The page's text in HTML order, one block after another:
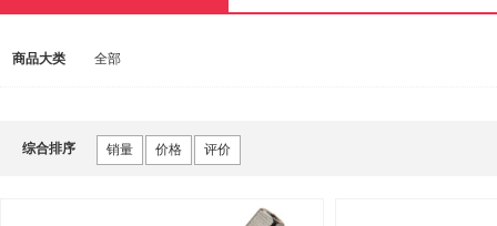
商品大类 全部
综合排序 销量 价格 评价